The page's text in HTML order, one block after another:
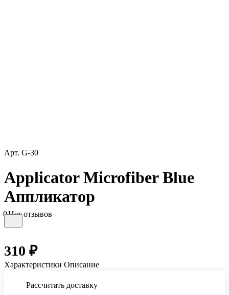
Арт. G-30
Applicator Microfiber Blue
Аппликатор
0Нет отзывов
310 ₽
Характеристики Описание
Рассчитать доставку